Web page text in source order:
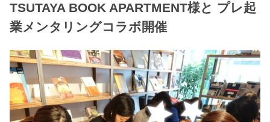
TSUTAYA BOOK APARTMENT様と プレ起
業メンタリングコラボ開催